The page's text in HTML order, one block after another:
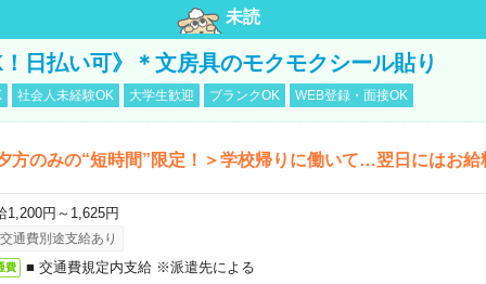
未読
日払い可》＊文房具のモクモクシール貼り
社会人未経験OK 大学生歓迎 ブランクOK WEB登録・面接OK
方のみの“短時間”限定！＞学校帰りに働いて…翌日にはお給
1,200円～1,625円
交通費別途支給あり
費 ■ 交通費規定内支給 ※派遣先による